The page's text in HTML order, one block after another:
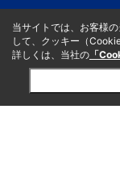
当サイトでは、お客様
して、クッキー（
詳しくは、当社の 「